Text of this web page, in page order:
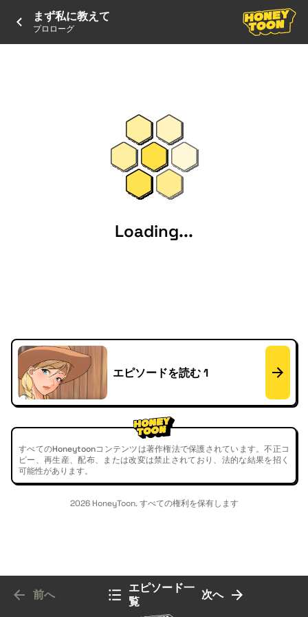
まず私に教えて
プロローグ
Loading...
エピソードを読む 1
すべてのHoneytoonコンテンツは著作権法で保護されています。不正コ
ピー、再生産、配布、または改変は禁止されており、法的な結果を招く
可能性があります。
2026 HoneyToon. すべての権利を保有します
前へ
エピソード一
覧
次へ